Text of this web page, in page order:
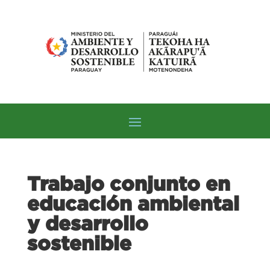
Trabajo conjunto en
educación ambiental
y desarrollo
sostenible